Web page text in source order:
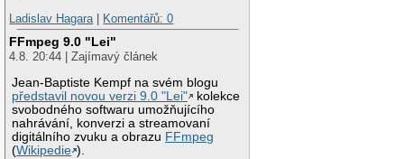
Ladislav Hagara
Komentářů: 0
FFmpeg 9.0 "Lei"
4.8. 20:44 | Zajímavý článek
Jean-Baptiste Kempf na svém blogu
představil novou verzi 9.0 "Lei"
kolekce
svobodného softwaru umožňujícího
nahrávání, konverzi a streamovaní
digitálního zvuku a obrazu FFmpeg
(Wikipedie ).